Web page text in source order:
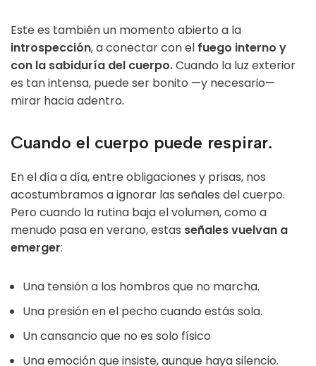
Este es también un momento abierto a la
introspección, a conectar con el fuego interno y
con la sabiduría del cuerpo.Cuando la luz exterior
es tan intensa, puede ser bonito —y necesario—
mirar hacia adentro.
Cuando el cuerpo puede respirar.
En el día a día, entre obligaciones y prisas, nos
acostumbramos a ignorar las señales del cuerpo.
Pero cuando la rutina baja el volumen, como a
menudo pasa en verano, estas señales vuelvan a
emerger:
Una tensión a los hombros que no marcha.
Una presión en el pecho cuando estás sola.
Un cansancio que no es solo físico
Una emoción que insiste, aunque haya silencio.